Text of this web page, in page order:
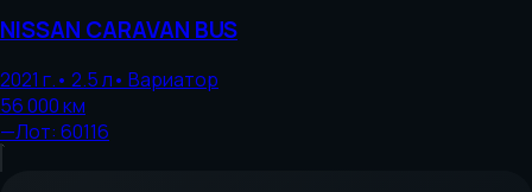
NISSAN CARAVAN BUS
2021 г.• 2.5л• Вариатор
56 000км
—Лот: 60116